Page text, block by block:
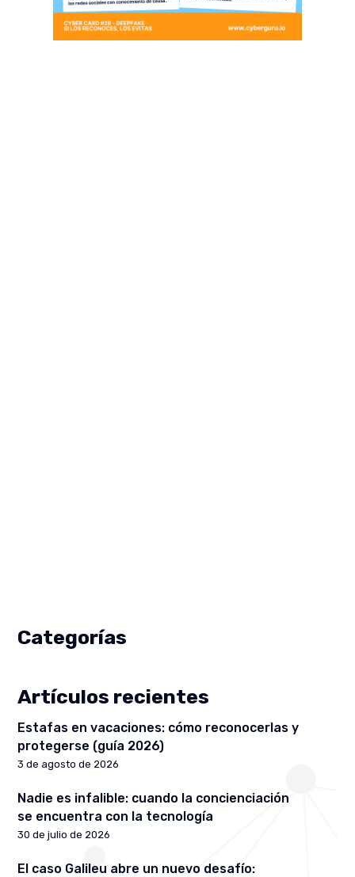
Categorías
Artículos recientes
Estafas en vacaciones: cómo reconocerlas y
protegerse (guía 2026)
3 de agosto de 2026
Nadie es infalible: cuando la concienciación
se encuentra con la tecnología
30 de julio de 2026
El caso Galileu abre un nuevo desafío: